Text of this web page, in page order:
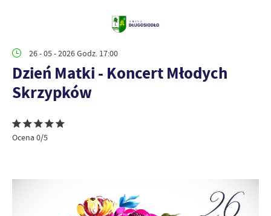
26 - 05 - 2026 Godz. 17:00
Dzień Matki - Koncert Młodych
Skrzypków
Ocena 0/5